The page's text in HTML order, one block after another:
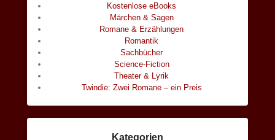
Kostenlose eBooks
Märchen & Sagen
Romane & Erzählungen
Romantik
Sachbücher
Science-Fiction
Theater & Lyrik
Twindie: Zwei Romane – ein Preis
Kategorien